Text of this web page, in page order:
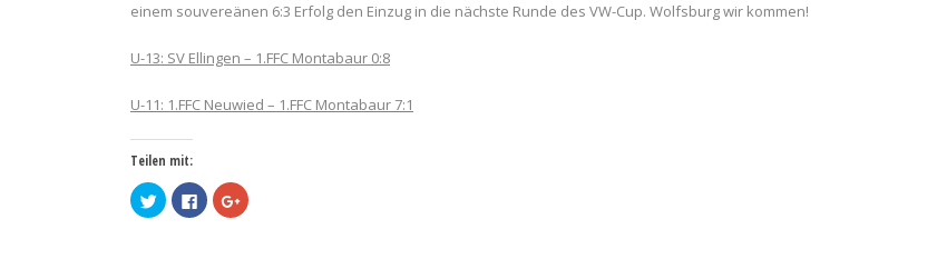
einem souvereänen 6:3 Erfolg den Einzug in die nächste Runde des VW-Cup. Wolfsburg wir kommen!
U-13: SV Ellingen – 1.FFC Montabaur 0:8
U-11: 1.FFC Neuwied – 1.FFC Montabaur 7:1
Teilen mit:
Klick,
um
über
Klick,
um
Zum
Teilen